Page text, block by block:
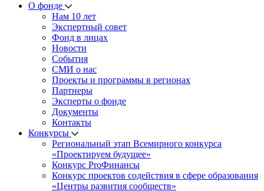
О фонде
Нам 10 лет
Экспертный совет
Фонд в лицах
Новости
События
СМИ о нас
Проекты и программы в регионах
Партнеры
Эксперты о фонде
Документы
Контакты
Конкурсы
Региональный этап Всемирного конкурса
«Проектируем будущее»
Конкурс ProФинансы
Конкурс проектов содействия в сфере образования
«Центры развития сообществ»